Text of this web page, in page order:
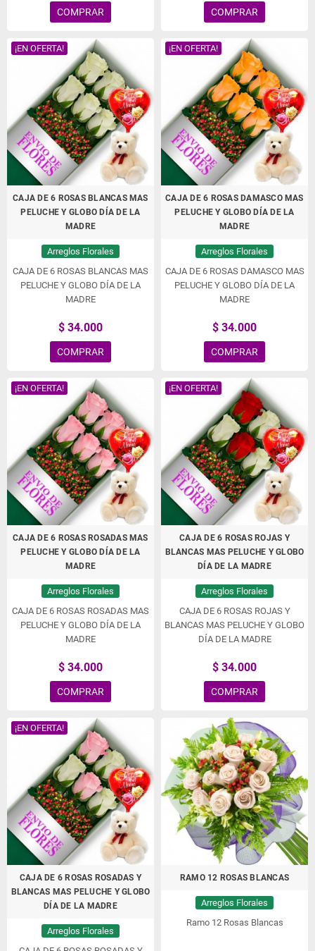
COMPRAR COMPRAR
¡EN OFERTA!
CAJA DE 6 ROSAS BLANCAS MAS
PELUCHE Y GLOBO DÍA DE LA
MADRE
Arreglos Florales
CAJA DE 6 ROSAS BLANCAS MAS
PELUCHE Y GLOBO DÍA DE LA
MADRE
$ 34.000
COMPRAR
¡EN OFERTA!
CAJA DE 6 ROSAS DAMASCO MAS
PELUCHE Y GLOBO DÍA DE LA
MADRE
Arreglos Florales
CAJA DE 6 ROSAS DAMASCO MAS
PELUCHE Y GLOBO DÍA DE LA
MADRE
$ 34.000
COMPRAR
¡EN OFERTA!
CAJA DE 6 ROSAS ROSADAS MAS
PELUCHE Y GLOBO DÍA DE LA
MADRE
Arreglos Florales
CAJA DE 6 ROSAS ROSADAS MAS
PELUCHE Y GLOBO DÍA DE LA
MADRE
$ 34.000
COMPRAR
¡EN OFERTA!
CAJA DE 6 ROSAS ROJAS Y
BLANCAS MAS PELUCHE Y GLOBO
DÍA DE LA MADRE
Arreglos Florales
CAJA DE 6 ROSAS ROJAS Y
BLANCAS MAS PELUCHE Y GLOBO
DÍA DE LA MADRE
$ 34.000
COMPRAR
¡EN OFERTA!
CAJA DE 6 ROSAS ROSADAS Y
BLANCAS MAS PELUCHE Y GLOBO
DÍA DE LA MADRE
Arreglos Florales
RAMO 12 ROSAS BLANCAS
Arreglos Florales
Ramo 12 Rosas Blancas